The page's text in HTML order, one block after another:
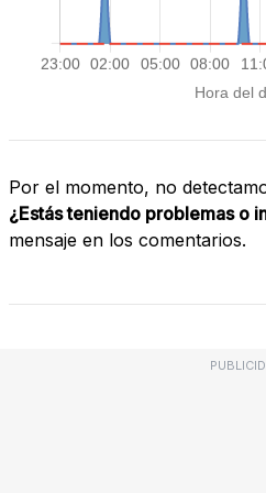
Por el momento, no
¿Estás teniendo problemas o
mensaje en los comentarios.